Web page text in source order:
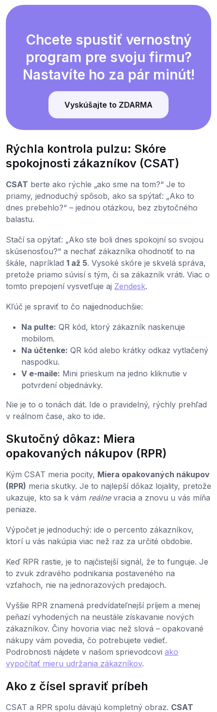
Chcete spustiť vernostný
program pre svoju firmu?
Nastavíte ho za pár minút!
Vyskúšajte to ZDARMA
Rýchla kontrola pulzu: Skóre
spokojnosti zákazníkov (CSAT)
CSAT berte ako rýchle „ako sme na tom?“ Je to
priamy, jednoduchý spôsob, ako sa spýtať: „Ako to
dnes prebehlo?“ – jednou otázkou, bez zbytočného
balastu.
Stačí sa opýtať: „Ako ste boli dnes spokojní so svojou
skúsenosťou?“ a nechať zákazníka ohodnotiť to na
škále, napríklad 1 až 5. Vysoké skóre je skvelá správa,
pretože priamo súvisí s tým, či sa zákazník vráti. Viac o
tomto prepojení vysvetľuje aj Zendesk.
Kľúč je spraviť to čo najjednoduchšie:
Na pulte: QR kód, ktorý zákazník naskenuje
mobilom.
Na účtenke: QR kód alebo krátky odkaz vytlačený
naspodku.
V e-maile: Mini prieskum na jedno kliknutie v
potvrdení objednávky.
Nie je to o tonách dát. Ide o pravidelný, rýchly prehľad
v reálnom čase, ako to ide.
Skutočný dôkaz: Miera
opakovaných nákupov (RPR)
Kým CSAT meria pocity, Miera opakovaných nákupov
(RPR) meria skutky. Je to najlepší dôkaz lojality, pretože
ukazuje, kto sa k vám reálnevracia a znovu u vás míňa
peniaze.
Výpočet je jednoduchý: ide o percento zákazníkov,
ktorí u vás nakúpia viac než raz za určité obdobie.
Keď RPR rastie, je to najčistejší signál, že to funguje. Je
to zvuk zdravého podnikania postaveného na
vzťahoch, nie na jednorazových predajoch.
Vyššie RPR znamená predvídateľnejší príjem a menej
peňazí vyhodených na neustále získavanie nových
zákazníkov. Činy hovoria viac než slová – opakované
nákupy vám povedia, čo potrebujete vedieť.
Podrobnosti nájdete v našom sprievodcovi ako
vypočítať mieru udržania zákazníkov.
Ako z čísel spraviť príbeh
CSAT a RPR spolu dávajú kompletný obraz. CSAT